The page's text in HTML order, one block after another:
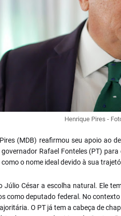
Henrique Pires -
(MDB) reafirmou seu apoio ao
Rafael Fonteles (PT)
o nome ideal devido à sua
Júlio César a escolha natural. Ele
como deputado federal. No contexto
O PT já tem a cabeça de